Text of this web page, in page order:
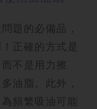
題的必備品，
正確的方式是
不是用力擦
油脂。此外，
頻繁吸油可能